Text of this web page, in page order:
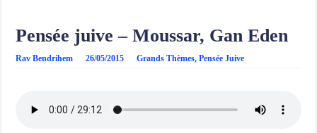
Pensée juive – Moussar, Gan Eden
Rav Bendrihem 26/05/2015 Grands Thèmes,Pensée Juive